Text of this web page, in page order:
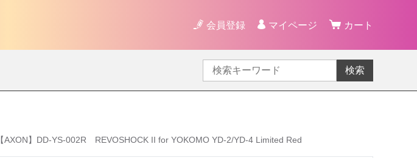
会員登録 マイページ カート
検索
【AXON】DD-YS-002R REVOSHOCK II for YOKOMO YD-2/YD-4 Limited Red